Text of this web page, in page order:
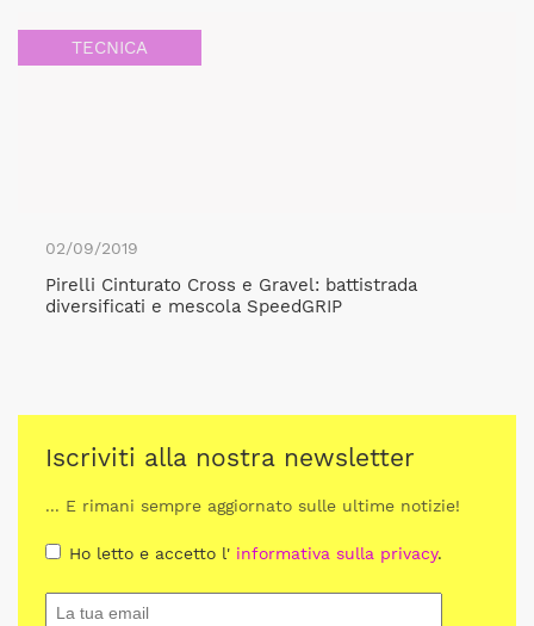
TECNICA
02/09/2019
Pirelli Cinturato Cross e Gravel: battistrada
diversificati e mescola SpeedGRIP
Iscriviti alla nostra newsletter
... E rimani sempre aggiornato sulle ultime notizie!
Ho letto e accetto l' informativa sulla privacy.